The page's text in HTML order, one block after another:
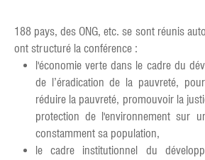
188 pays, des ONG, etc. se sont réunis
ont structuré la conférence :
l'économie verte dans le cadre du
de l’éradication de la pauvreté,
réduire la pauvreté, promouvoir la
protection de l'environnement sur
constamment sa population,
le cadre institutionnel du